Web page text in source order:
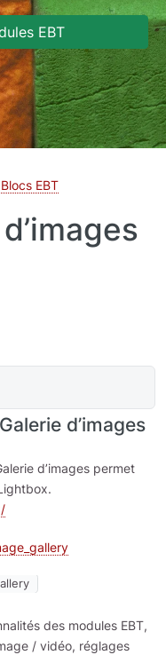
EBT
EBT
d’images
d’images permet
des modules EBT,
/ vidéo, réglages